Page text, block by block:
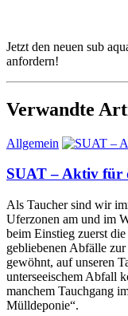
Jetzt den neuen sub
anfordern!
Verwandte
Allgemein
SUAT – Aktiv für
Als Taucher sind wir
Uferzonen am und im
beim Einstieg zuerst
gebliebenen Abfälle
gewöhnt, auf unseren
unterseeischem Abfall
manchem Tauchgang
Mülldeponie“.